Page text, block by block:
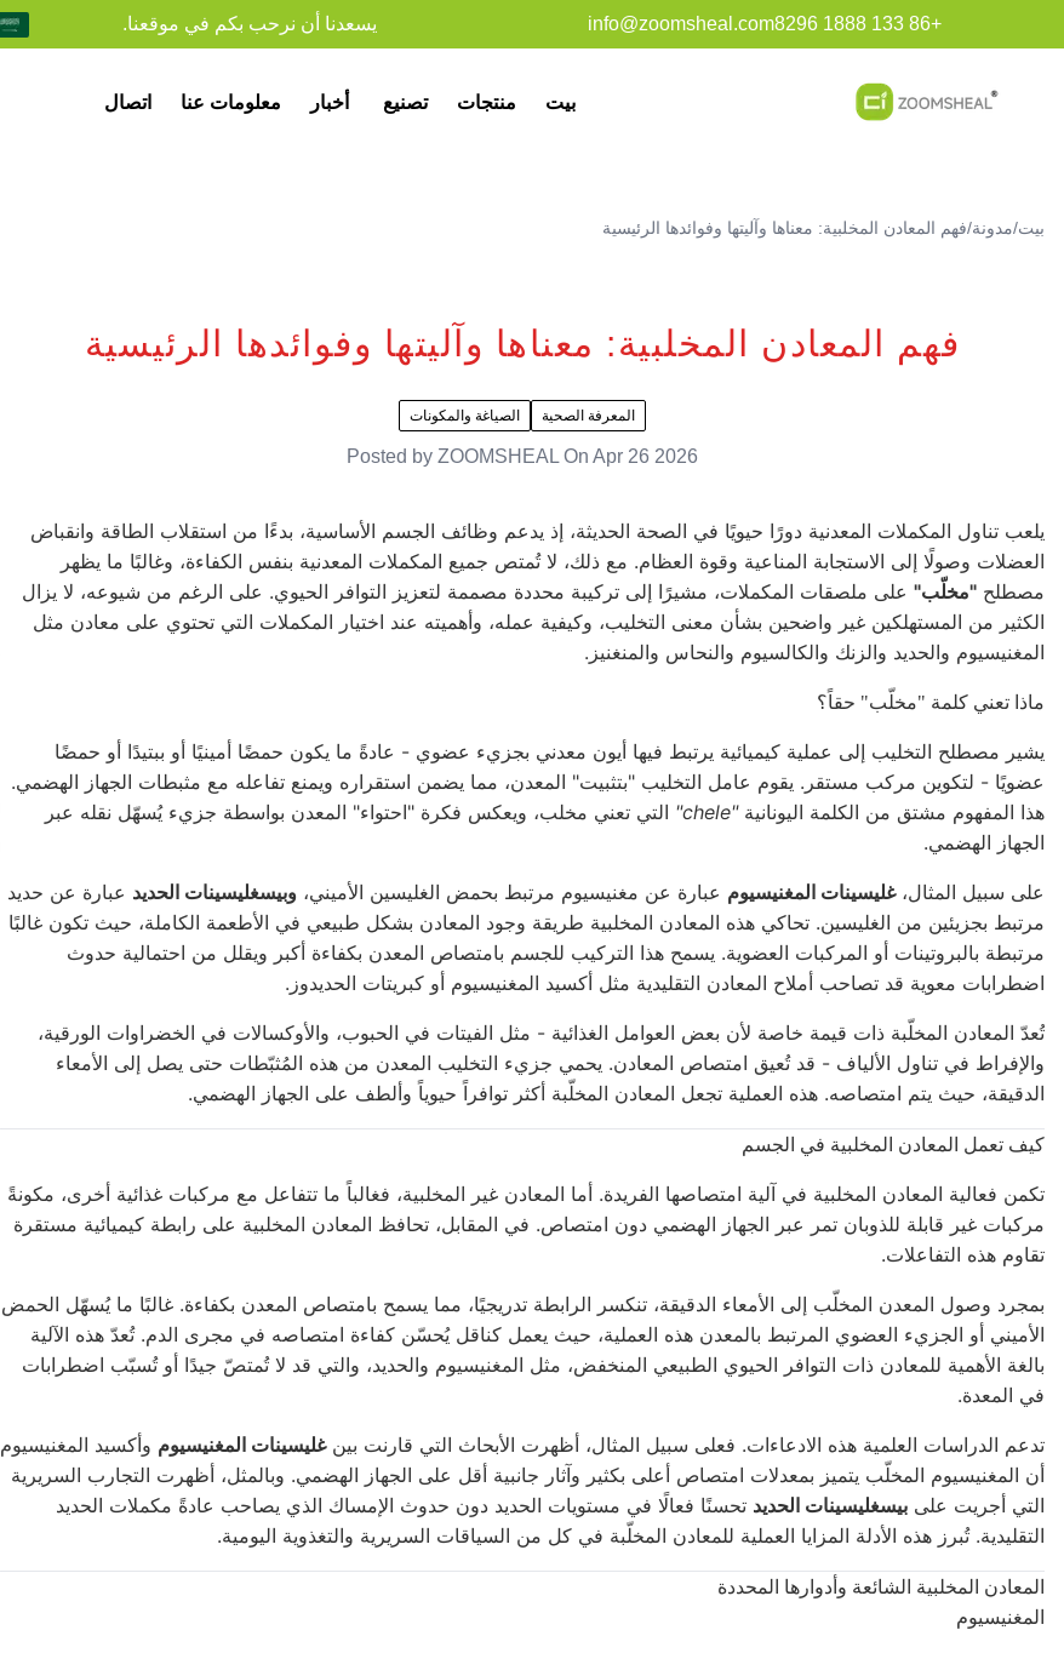
+86 133 1888 8296
info@zoomsheal.com يسعدنا أن نرحب بكم في موقعنا.
بيت منتجات تصنيع أخبار معلومات عنا اتصال
بيت/مدونة/فهم المعادن المخلبية: معناها وآليتها وفوائدها الرئيسية
فهم المعادن المخلبية: معناها وآليتها وفوائدها الرئيسية
المعرفة الصحية الصياغة والمكونات
Posted by ZOOMSHEAL On Apr 26 2026
يلعب تناول المكملات المعدنية دورًا حيويًا في الصحة الحديثة، إذ يدعم وظائف الجسم الأساسية، بدءًا من استقلاب الطاقة وانقباض
العضلات وصولًا إلى الاستجابة المناعية وقوة العظام. مع ذلك، لا تُمتص جميع المكملات المعدنية بنفس الكفاءة، وغالبًا ما يظهر
مصطلح "مخلّب" على ملصقات المكملات، مشيرًا إلى تركيبة محددة مصممة لتعزيز التوافر الحيوي. على الرغم من شيوعه، لا يزال
الكثير من المستهلكين غير واضحين بشأن معنى التخليب، وكيفية عمله، وأهميته عند اختيار المكملات التي تحتوي على معادن مثل
المغنيسيوم والحديد والزنك والكالسيوم والنحاس والمنغنيز.
ماذا تعني كلمة "مخلّب" حقاً؟
يشير مصطلح التخليب إلى عملية كيميائية يرتبط فيها أيون معدني بجزيء عضوي - عادةً ما يكون حمضًا أمينيًا أو ببتيدًا أو حمضًا
عضويًا - لتكوين مركب مستقر. يقوم عامل التخليب "بتثبيت" المعدن، مما يضمن استقراره ويمنع تفاعله مع مثبطات الجهاز الهضمي.
هذا المفهوم مشتق من الكلمة اليونانية"chele"
التي تعني مخلب، ويعكس فكرة "احتواء" المعدن بواسطة جزيء يُسهّل نقله عبر
الجهاز الهضمي.
على سبيل المثال،غليسينات المغنيسيوم عبارة عن مغنيسيوم مرتبط بحمض الغليسين الأميني، وبيسغليسينات الحديد عبارة عن حديد
مرتبط بجزيئين من الغليسين. تحاكي هذه المعادن المخلبية طريقة وجود المعادن بشكل طبيعي في الأطعمة الكاملة، حيث تكون غالبًا
مرتبطة بالبروتينات أو المركبات العضوية. يسمح هذا التركيب للجسم بامتصاص المعدن بكفاءة أكبر ويقلل من احتمالية حدوث
اضطرابات معوية قد تصاحب أملاح المعادن التقليدية مثل أكسيد المغنيسيوم أو كبريتات الحديدوز.
تُعدّ المعادن المخلّبة ذات قيمة خاصة لأن بعض العوامل الغذائية - مثل الفيتات في الحبوب، والأوكسالات في الخضراوات الورقية،
والإفراط في تناول الألياف - قد تُعيق امتصاص المعادن. يحمي جزيء التخليب المعدن من هذه المُثبّطات حتى يصل إلى الأمعاء
الدقيقة، حيث يتم امتصاصه. هذه العملية تجعل المعادن المخلّبة أكثر توافراً حيوياً وألطف على الجهاز الهضمي.
كيف تعمل المعادن المخلبية في الجسم
تكمن فعالية المعادن المخلبية في آلية امتصاصها الفريدة. أما المعادن غير المخلبية، فغالباً ما تتفاعل مع مركبات غذائية أخرى، مكونةً
مركبات غير قابلة للذوبان تمر عبر الجهاز الهضمي دون امتصاص. في المقابل، تحافظ المعادن المخلبية على رابطة كيميائية مستقرة
تقاوم هذه التفاعلات.
بمجرد وصول المعدن المخلّب إلى الأمعاء الدقيقة، تنكسر الرابطة تدريجيًا، مما يسمح بامتصاص المعدن بكفاءة. غالبًا ما يُسهّل الحمض
الأميني أو الجزيء العضوي المرتبط بالمعدن هذه العملية، حيث يعمل كناقل يُحسّن كفاءة امتصاصه في مجرى الدم. تُعدّ هذه الآلية
بالغة الأهمية للمعادن ذات التوافر الحيوي الطبيعي المنخفض، مثل المغنيسيوم والحديد، والتي قد لا تُمتصّ جيدًا أو تُسبّب اضطرابات
في المعدة.
تدعم الدراسات العلمية هذه الادعاءات. فعلى سبيل المثال، أظهرت الأبحاث التي قارنت بينغليسينات المغنيسيوم وأكسيد المغنيسيوم
أن المغنيسيوم المخلّب يتميز بمعدلات امتصاص أعلى بكثير وآثار جانبية أقل على الجهاز الهضمي. وبالمثل، أظهرت التجارب السريرية
التي أجريت على بيسغليسينات الحديد تحسنًا فعالًا في مستويات الحديد دون حدوث الإمساك الذي يصاحب عادةً مكملات الحديد
التقليدية. تُبرز هذه الأدلة المزايا العملية للمعادن المخلّبة في كل من السياقات السريرية والتغذوية اليومية.
المعادن المخلبية الشائعة وأدوارها المحددة
المغنيسيوم